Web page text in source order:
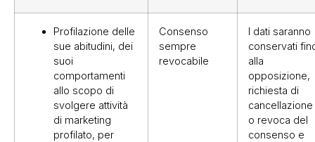
Profilazione delle
sue abitudini, dei
suoi
comportamenti
allo scopo di
svolgere attività
di marketing
profilato, per
Consenso
sempre
revocabile
I dati saranno
conservati
alla
opposizione,
richiesta di
cancellazione
o revoca del
consenso e